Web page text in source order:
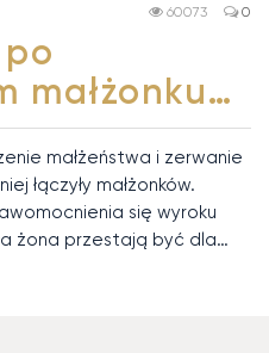
0
60073
małżonku…
małżeństwa i zerwanie
łączyły małżonków.
się wyroku
żona przestają być dla…